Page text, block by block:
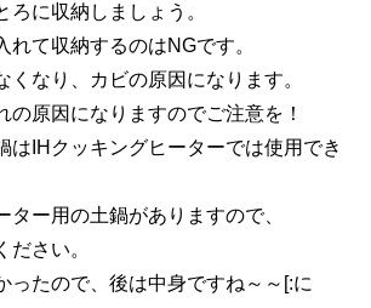
ろに収納しましょう。
れて収納するのはNGです。
くなり、カビの原因になります。
の原因になりますのでご注意を！
はIHクッキングヒーターでは使用でき
ター用の土鍋がありますので、
ださい。
ったので、後は中身ですね～～[:に